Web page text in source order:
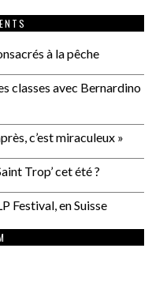
à la pêche
classes avec Bernardino
c’est miraculeux »
Trop’ cet été ?
Festival, en Suisse